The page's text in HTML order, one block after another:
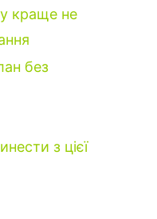
краще не
без
з цієї